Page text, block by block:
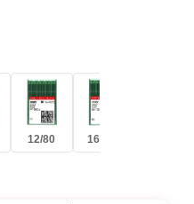
12/80 16/100